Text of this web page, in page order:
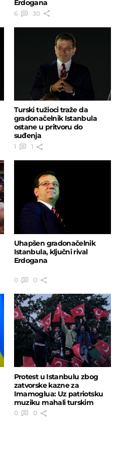
Erdogana
6 30
Turski tužioci traže da
gradonačelnik Istanbula
ostane u pritvoru do
suđenja
1 1
Uhapšen gradonačelnik
Istanbula, ključni rival
Erdogana
0 0
Protest u Istanbulu zbog
zatvorske kazne za
Imamoglua: Uz patriotsku
muziku mahali turskim
zastavama
0 0